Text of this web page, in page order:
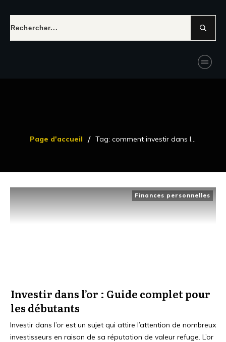
Page d'accueil / Tag: comment investir dans l’or
Finances personnelles
Investir dans l’or : Guide complet pour
les débutants
Investir dans l’or est un sujet qui attire l’attention de nombreux
investisseurs en raison de sa réputation de valeur refuge. L’or